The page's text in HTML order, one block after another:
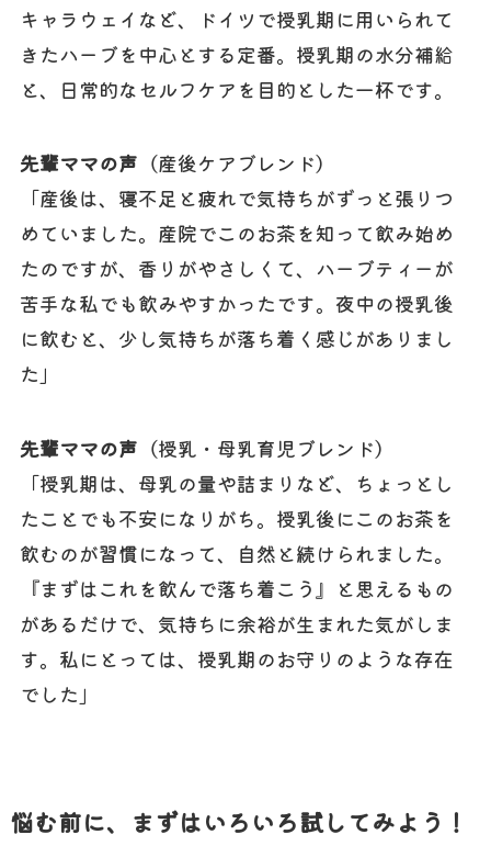
キャラウェイなど、ドイツで授乳期に用いられて
きたハーブを中心とする定番。授乳期の水分補給
と、日常的なセルフケアを目的とした一杯です。
先輩ママの声 （産後ケアブレンド）
「産後は、寝不足と疲れで気持ちがずっと張りつ
めていました。産院でこのお茶を知って飲み始め
たのですが、香りがやさしくて、ハーブティーが
苦手な私でも飲みやすかったです。夜中の授乳後
に飲むと、少し気持ちが落ち着く感じがありまし
た」
先輩ママの声 （授乳・母乳育児ブレンド）
「授乳期は、母乳の量や詰まりなど、ちょっとし
たことでも不安になりがち。授乳後にこのお茶を
飲むのが習慣になって、自然と続けられました。
『まずはこれを飲んで落ち着こう』と思えるもの
があるだけで、気持ちに余裕が生まれた気がしま
す。私にとっては、授乳期のお守りのような存在
でした」
悩む前に、まずはいろいろ試してみよう！